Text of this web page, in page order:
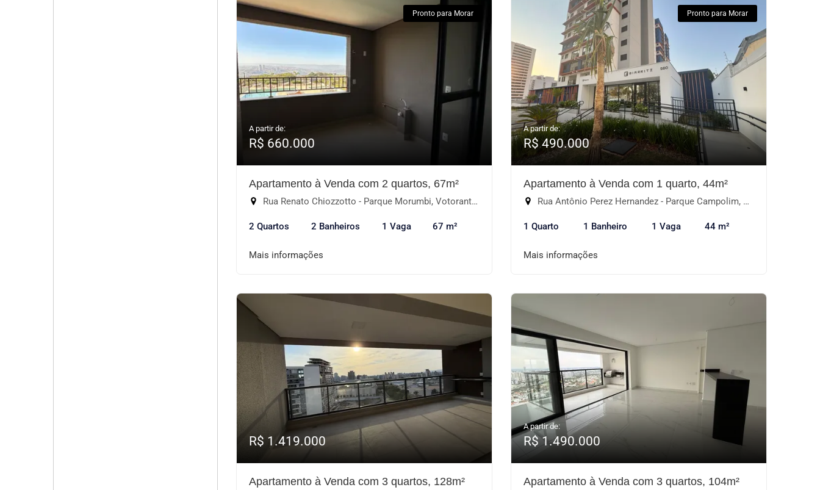
Pronto para Morar
A partir de:
R$ 660.000
Apartamento à Venda com 2 quartos, 67m²
Rua Renato Chiozzotto - Parque Morumbi, Votorantim-SP
2 Quartos 2 Banheiros 1 Vaga 67 m²
Mais informações
Pronto para Morar
A partir de:
R$ 490.000
Apartamento à Venda com 1 quarto, 44m²
Rua Antônio Perez Hernandez - Parque Campolim, Sorocaba-SP
1 Quarto 1 Banheiro 1 Vaga 44 m²
Mais informações
R$ 1.419.000
Apartamento à Venda com 3 quartos, 128m²
A partir de:
R$ 1.490.000
Apartamento à Venda com 3 quartos, 104m²